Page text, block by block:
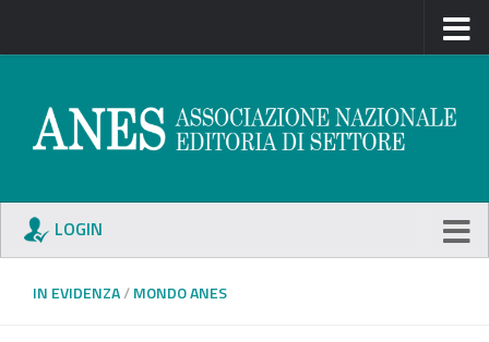
LOGIN
IN EVIDENZA/MONDO ANES